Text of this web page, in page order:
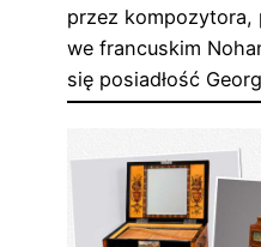
przez kompozytora,
we francuskim
się posiadłość